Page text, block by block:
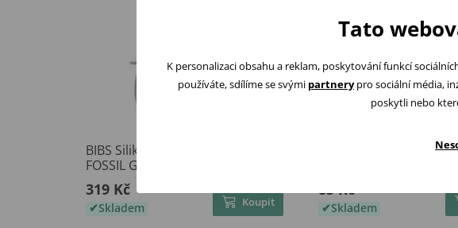
BIBS Silikonová krmící síťka
FOSSIL GREY
319 Kč
Skladem Koupit
KikkaBoo Lžičky s
85 Kč
Skladem
Tato
K personalizaci obsahu a reklam, poskytování funkcí
používáte, sdílíme se svými partnerypro sociální média,
poskytli nebo